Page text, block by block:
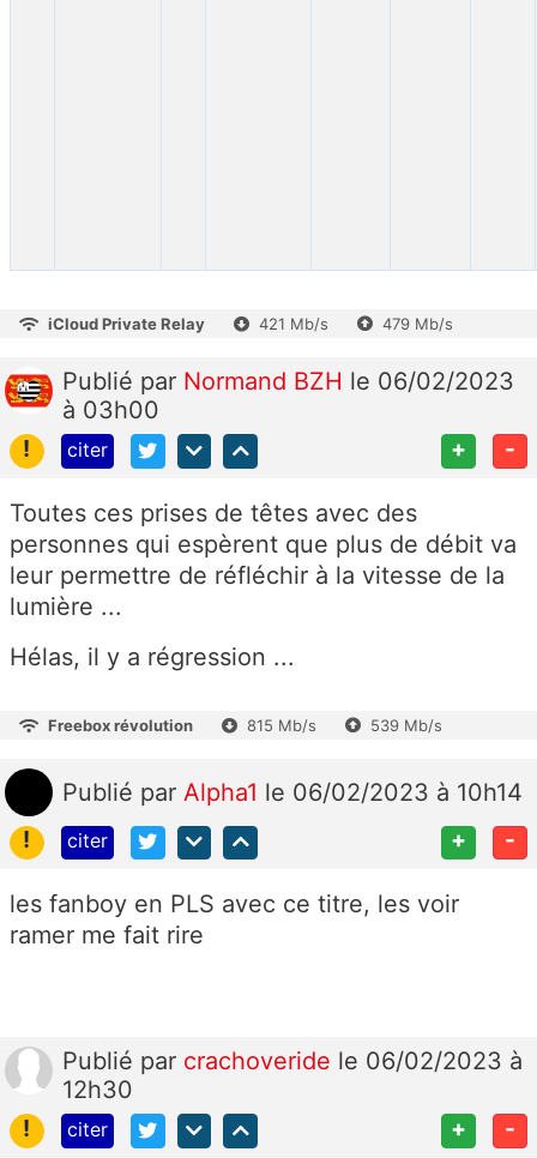
iCloud Private Relay 421 Mb/s 479 Mb/s
Publié par Normand BZH le 06/02/2023
à 03h00
!
citer + -
Toutes ces prises de têtes avec des
personnes qui espèrent que plus de débit va
leur permettre de réfléchir à la vitesse de la
lumière ...
Hélas, il y a régression ...
Freebox révolution 815 Mb/s 539 Mb/s
Publié par Alpha1 le 06/02/2023 à 10h14
!
citer + -
les fanboy en PLS avec ce titre, les voir
ramer me fait rire
Publié par crachoveride le 06/02/2023 à
12h30
!
citer + -